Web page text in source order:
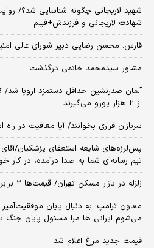
شهید لاریجانی چگونه شناسایی شد؟/
شهادت لاریجانی و فرزندش+فیلم
فارس: محسن رضایی دبیر شورای عالی
مشاور سیدمحمد خاتمی درگذشت
آلمان صدرنشین حداقل دستمزد اروپا شد/
از ۲ هزار یورو می‌گیرند
سربازان فراری بخوانند/ آیا معافیت در
پس‌لرزه‌های شایعه استعفای پزشکیان/
تیم رسانه‌ای شما به صدا درآمده، در کار
زلزله در بازار مسکن تهران/ قیمت‌ها ۲ برابر شد، خریدار ناپدید شد
معاون ترامپ: به دنبال پایان
می‌شوم ایرانی ها مرا مسئول پایان جنگ
قیمت جدید مرغ اعلام شد